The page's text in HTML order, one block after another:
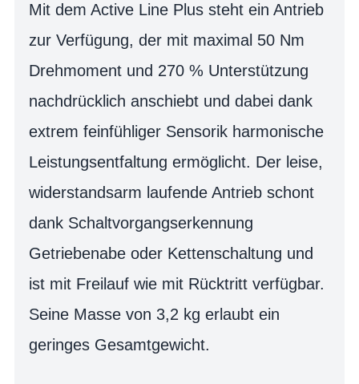
Mit dem Active Line Plus steht ein Antrieb
zur Verfügung, der mit maximal 50 Nm
Drehmoment und 270 % Unterstützung
nachdrücklich anschiebt und dabei dank
extrem feinfühliger Sensorik harmonische
Leistungsentfaltung ermöglicht. Der leise,
widerstandsarm laufende Antrieb schont
dank Schaltvorgangserkennung
Getriebenabe oder Kettenschaltung und
ist mit Freilauf wie mit Rücktritt verfügbar.
Seine Masse von 3,2 kg erlaubt ein
geringes Gesamtgewicht.